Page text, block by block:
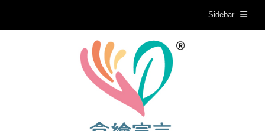
Sidebar